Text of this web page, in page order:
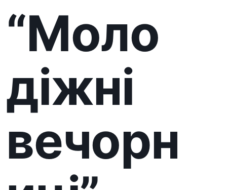
вечорн
иці”
18:00 щиро запрошуємо Вас до
читальної зали Обласної
бібліотеки для участі у 8-х